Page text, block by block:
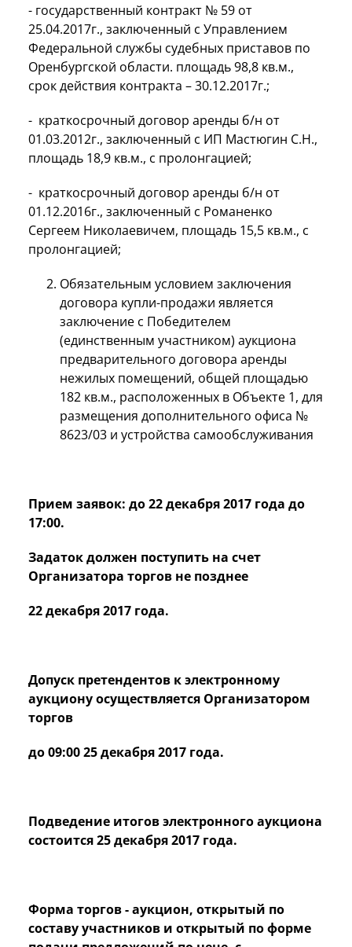
- государственный контракт № 59 от
25.04.2017г., заключенный с Управлением
Федеральной службы судебных приставов по
Оренбургской области. площадь 98,8 кв.м.,
срок действия контракта – 30.12.2017г.;
- краткосрочный договор аренды б/н от
01.03.2012г., заключенный с ИП Мастюгин С.Н.,
площадь 18,9 кв.м., с пролонгацией;
- краткосрочный договор аренды б/н от
01.12.2016г., заключенный с Романенко
Сергеем Николаевичем, площадь 15,5 кв.м., с
пролонгацией;
Обязательным условием заключения
договора купли-продажи является
заключение с Победителем
(единственным участником) аукциона
предварительного договора аренды
нежилых помещений, общей площадью
182 кв.м., расположенных в Объекте 1, для
размещения дополнительного офиса №
8623/03 и устройства самообслуживания
Прием заявок: до 22 декабря 2017 года до
17:00.
Задаток должен поступить на счет
Организатора торгов не позднее
22 декабря 2017 года.
Допуск претендентов к электронному
аукциону осуществляется Организатором
торгов
до 09:00 25 декабря 2017 года.
Подведение итогов электронного аукциона
состоится 25 декабря 2017 года.
Форма торгов - аукцион, открытый по
составу участников и открытый по форме